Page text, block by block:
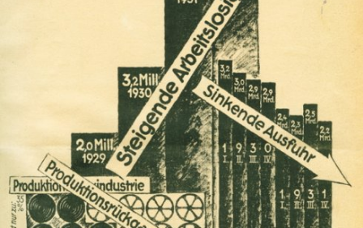
In
Lightbox
öffnen